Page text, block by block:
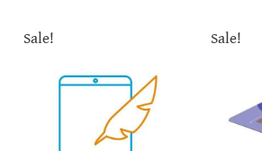
Sale! Sale!